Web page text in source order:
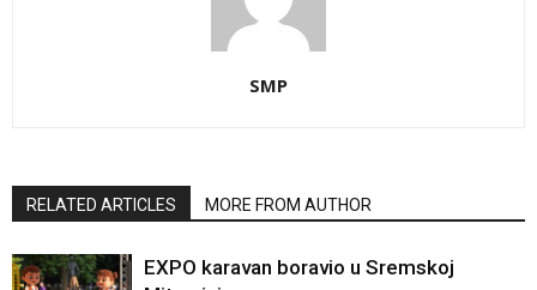
SMP
RELATED ARTICLES MORE FROM AUTHOR
EXPO karavan boravio u Sremskoj